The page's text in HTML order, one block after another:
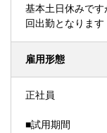
基本土日休みで
回出勤となります
雇用形態
正社員
■試用期間